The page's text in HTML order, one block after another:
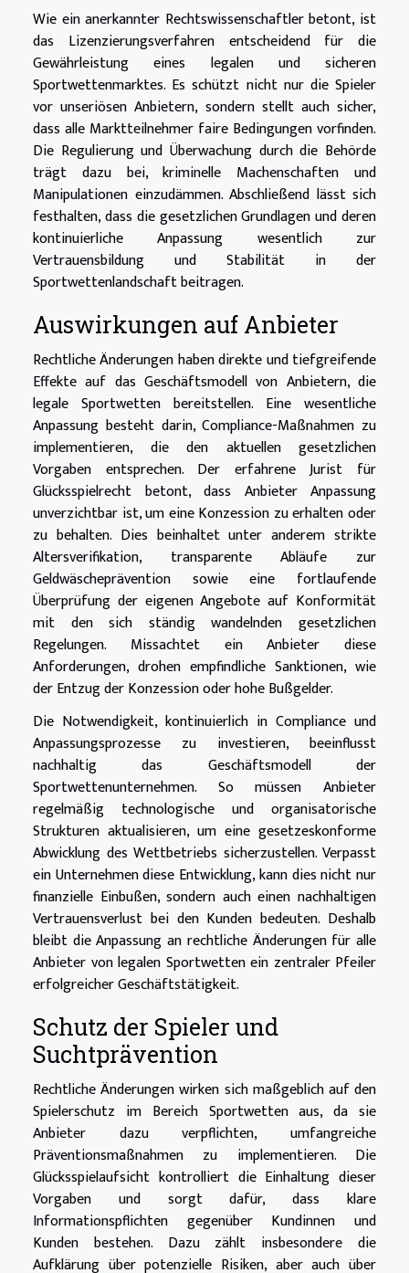
Wie ein anerkannter Rechtswissenschaftler betont, ist
das Lizenzierungsverfahren entscheidend für die
Gewährleistung eines legalen und sicheren
Sportwettenmarktes. Es schützt nicht nur die Spieler
vor unseriösen Anbietern, sondern stellt auch sicher,
dass alle Marktteilnehmer faire Bedingungen vorfinden.
Die Regulierung und Überwachung durch die Behörde
trägt dazu bei, kriminelle Machenschaften und
Manipulationen einzudämmen. Abschließend lässt sich
festhalten, dass die gesetzlichen Grundlagen und deren
kontinuierliche Anpassung wesentlich zur
Vertrauensbildung und Stabilität in der
Sportwettenlandschaft beitragen.
Auswirkungen auf Anbieter
Rechtliche Änderungen haben direkte und tiefgreifende
Effekte auf das Geschäftsmodell von Anbietern, die
legale Sportwetten bereitstellen. Eine wesentliche
Anpassung besteht darin, Compliance-Maßnahmen zu
implementieren, die den aktuellen gesetzlichen
Vorgaben entsprechen. Der erfahrene Jurist für
Glücksspielrecht betont, dass Anbieter Anpassung
unverzichtbar ist, um eine Konzession zu erhalten oder
zu behalten. Dies beinhaltet unter anderem strikte
Altersverifikation, transparente Abläufe zur
Geldwäscheprävention sowie eine fortlaufende
Überprüfung der eigenen Angebote auf Konformität
mit den sich ständig wandelnden gesetzlichen
Regelungen. Missachtet ein Anbieter diese
Anforderungen, drohen empfindliche Sanktionen, wie
der Entzug der Konzession oder hohe Bußgelder.
Die Notwendigkeit, kontinuierlich in Compliance und
Anpassungsprozesse zu investieren, beeinflusst
nachhaltig das Geschäftsmodell der
Sportwettenunternehmen. So müssen Anbieter
regelmäßig technologische und organisatorische
Strukturen aktualisieren, um eine gesetzeskonforme
Abwicklung des Wettbetriebs sicherzustellen. Verpasst
ein Unternehmen diese Entwicklung, kann dies nicht nur
finanzielle Einbußen, sondern auch einen nachhaltigen
Vertrauensverlust bei den Kunden bedeuten. Deshalb
bleibt die Anpassung an rechtliche Änderungen für alle
Anbieter von legalen Sportwetten ein zentraler Pfeiler
erfolgreicher Geschäftstätigkeit.
Schutz der Spieler und
Suchtprävention
Rechtliche Änderungen wirken sich maßgeblich auf den
Spielerschutz im Bereich Sportwetten aus, da sie
Anbieter dazu verpflichten, umfangreiche
Präventionsmaßnahmen zu implementieren. Die
Glücksspielaufsicht kontrolliert die Einhaltung dieser
Vorgaben und sorgt dafür, dass klare
Informationspflichten gegenüber Kundinnen und
Kunden bestehen. Dazu zählt insbesondere die
Aufklärung über potenzielle Risiken, aber auch über